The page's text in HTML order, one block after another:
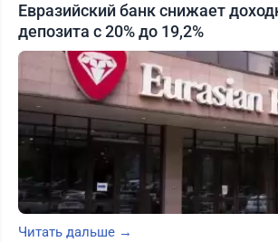
Евразийский банк снижает
депозита с 20% до 19,2%
Читать дальше →